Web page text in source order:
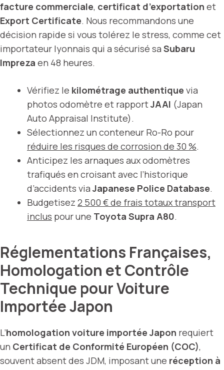
facture commerciale, certificat d’exportation et
Export Certificate. Nous recommandons une
décision rapide si vous tolérez le stress, comme cet
importateur lyonnais qui a sécurisé sa Subaru
Impreza en 48 heures.
Vérifiez le kilométrage authentique via
photos odomètre et rapportJAAI (Japan
Auto Appraisal Institute).
Sélectionnez un conteneur Ro-Ro pour
réduire les risques de corrosion de 30 %.
Anticipez les arnaques aux odomètres
trafiqués en croisant avec l’historique
d’accidents viaJapanese Police Database.
Budgetisez 2 500 € de frais totaux transport
inclus pour une Toyota Supra A80.
Réglementations Françaises,
Homologation et Contrôle
Technique pour Voiture
Importée Japon
L’homologation voiture importée Japon requiert
un Certificat de Conformité Européen (COC),
souvent absent des JDM, imposant une réception à